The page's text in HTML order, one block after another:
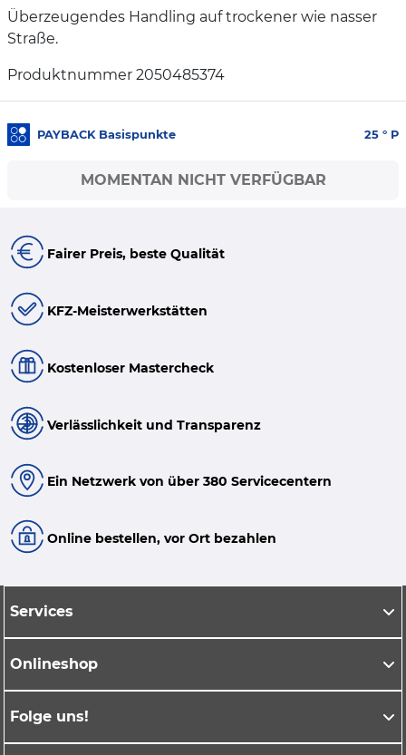
Überzeugendes Handling auf trockener wie nasser
Straße.
Produktnummer 2050485374
PAYBACK Basispunkte 25 ° P
MOMENTAN NICHT VERFÜGBAR
Fairer Preis, beste Qualität
KFZ-Meisterwerkstätten
Kostenloser Mastercheck
Verlässlichkeit und Transparenz
Ein Netzwerk von über 380 Servicecentern
Online bestellen, vor Ort bezahlen
Services
Onlineshop
Folge uns!